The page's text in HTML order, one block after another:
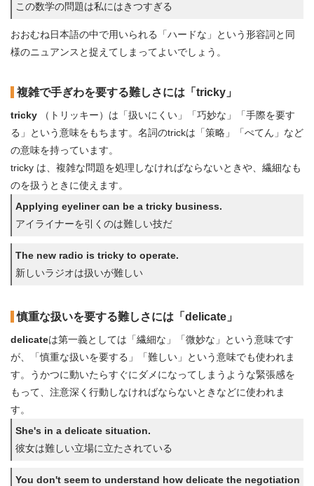
この数学の問題は私にはきつすぎる
おおむね日本語の中で用いられる「ハードな」という形容詞と同
様のニュアンスと捉えてしまってよいでしょう。
複雑で手ぎわを要する難しさには「tricky」
tricky （トリッキー）は「扱いにくい」「巧妙な」「手際を要す
る」という意味をもちます。名詞のtrickは「策略」「ぺてん」など
の意味を持っています。
tricky は、複雑な問題を処理しなければならないときや、繊細なも
のを扱うときに使えます。
Applying eyeliner can be a tricky business.
アイライナーを引くのは難しい技だ
The new radio is tricky to operate.
新しいラジオは扱いが難しい
慎重な扱いを要する難しさには「delicate」
delicateは第一義としては「繊細な」「微妙な」という意味です
が、「慎重な扱いを要する」「難しい」という意味でも使われま
す。うかつに動いたらすぐにダメになってしまうような緊張感を
もって、注意深く行動しなければならないときなどに使われま
す。
She's in a delicate situation.
彼女は難しい立場に立たされている
You don't seem to understand how delicate the negotiation